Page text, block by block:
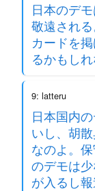
日本のデ
敬遠され
カードを
るかもし
9: latteru
日本国内
いし、胡
なのよ。
のデモは
が入るし